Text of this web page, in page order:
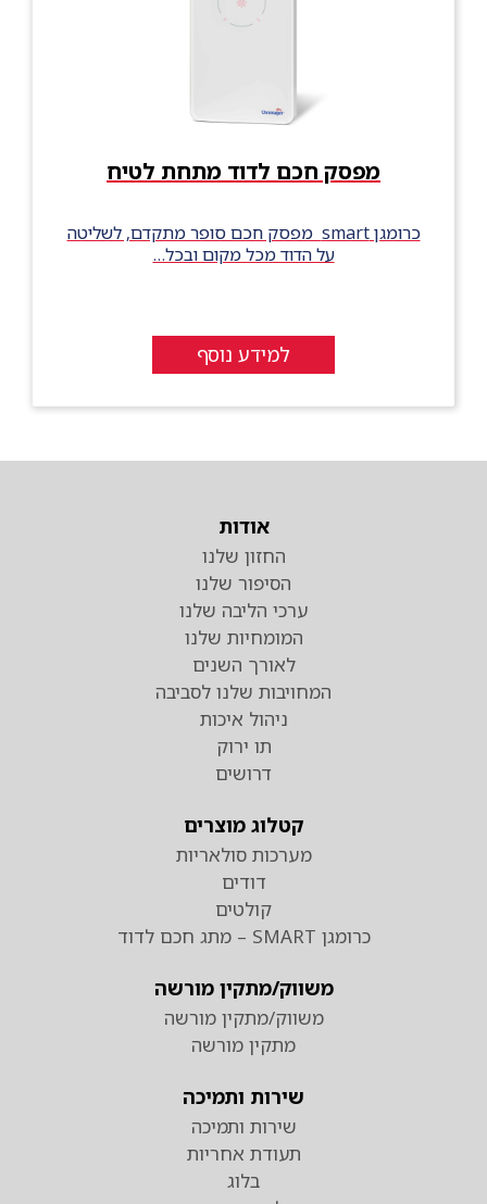
מפסק חכם לדוד מתחת לטיח
כרומגן smart מפסק חכם סופר מתקדם, לשליטה
על הדוד מכל מקום ובכל…
למידע נוסף
אודות
החזון שלנו
הסיפור שלנו
ערכי הליבה שלנו
המומחיות שלנו
לאורך השנים
המחויבות שלנו לסביבה
ניהול איכות
תו ירוק
דרושים
קטלוג מוצרים
מערכות סולאריות
דודים
קולטים
כרומגן SMART – מתג חכם לדוד
משווק/מתקין מורשה
משווק/מתקין מורשה
מתקין מורשה
שירות ותמיכה
שירות ותמיכה
תעודת אחריות
בלוג